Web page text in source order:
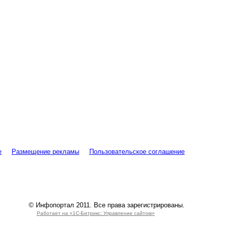
Размещение рекламы Пользовательское соглашение
© Инфопортал 2011. Все права зарегистрированы.
Работает на «1С-Битрикс: Управление сайтом»